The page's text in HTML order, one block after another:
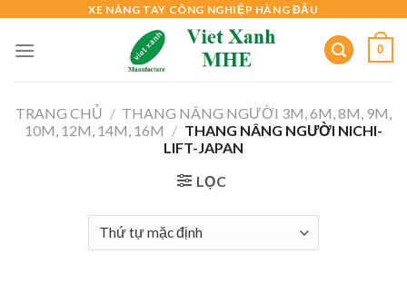
content
XE NÂNG TAY CÔNG NGHIỆP HÀNG ĐẦU
0
TRANG CHỦ / THANG NÂNG NGƯỜI 3M, 6M, 8M, 9M,
10M, 12M, 14M, 16M / THANG NÂNG NGƯỜI NICHI-
LIFT-JAPAN
LỌC